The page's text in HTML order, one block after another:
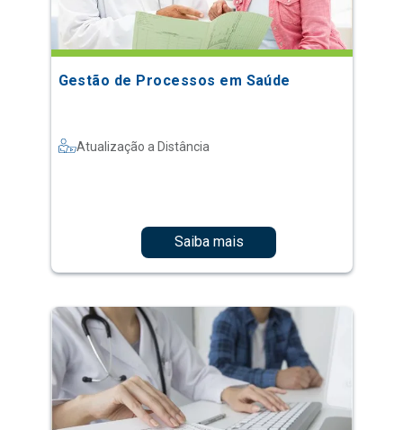
Gestão de Processos em Saúde
Atualização a Distância
Saiba mais